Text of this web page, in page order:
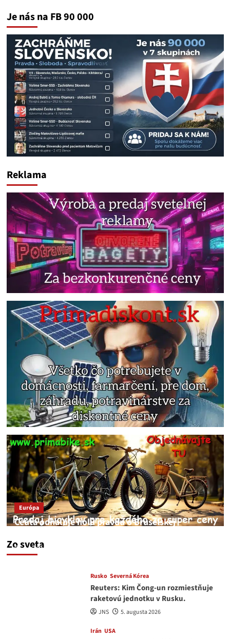
Je nás na FB 90 000
Reklama
Zo sveta
Európa
Ceuta odhaľuje holú pravdu o Bruselskej
JNS
Rusko Severná Kórea
Reuters: Kim Čong-un rozmiestňuje
raketovú jednotku v Rusku.
JNS 5. augusta 2026
Irán USA